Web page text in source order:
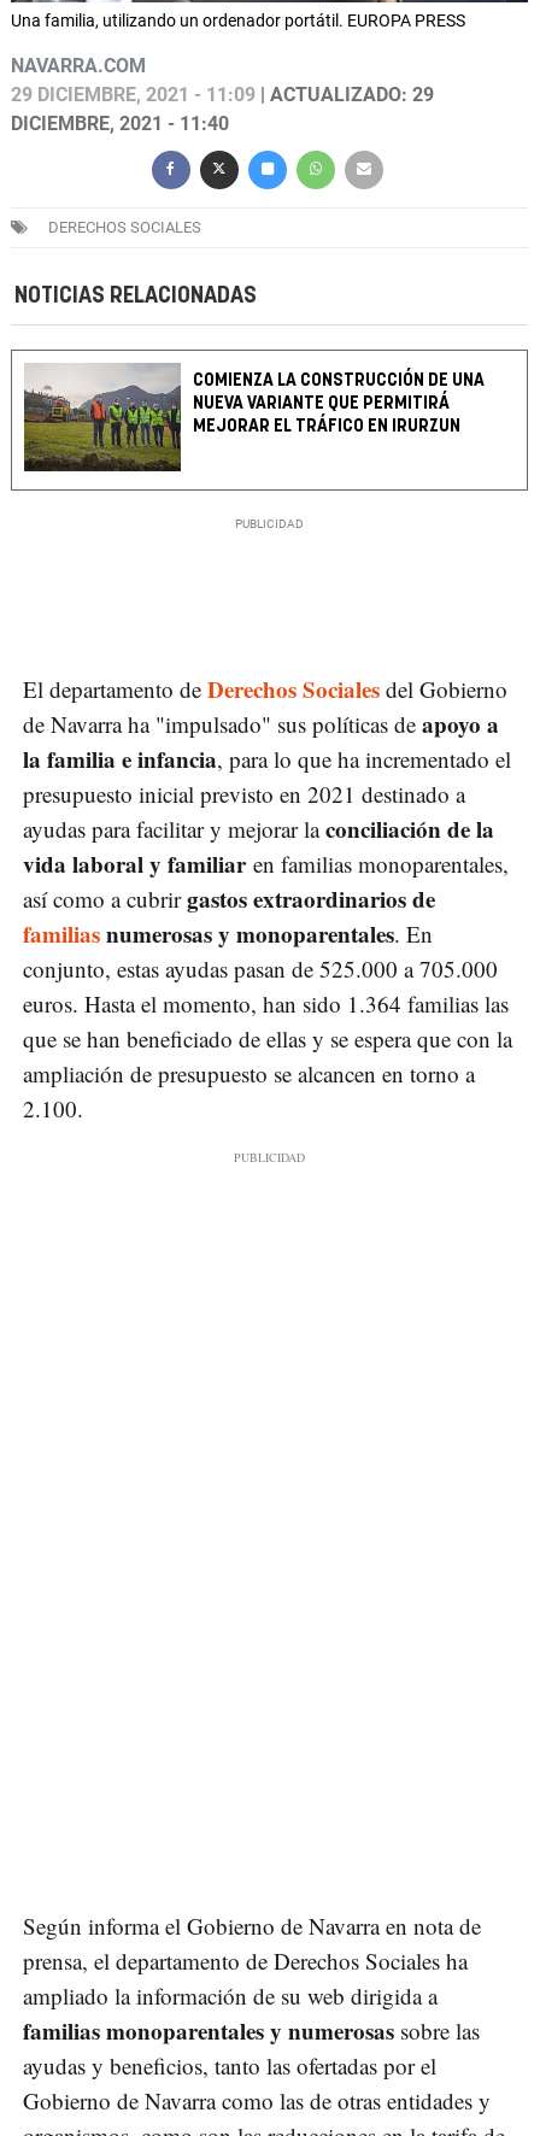
Una familia, utilizando un ordenador portátil. EUROPA PRESS
NAVARRA.COM
29 DICIEMBRE, 2021 - 11:09 | ACTUALIZADO: 29
DICIEMBRE, 2021 - 11:40
DERECHOS SOCIALES
NOTICIAS RELACIONADAS
COMIENZA LA CONSTRUCCIÓN DE UNA
NUEVA VARIANTE QUE PERMITIRÁ
MEJORAR EL TRÁFICO EN IRURZUN
El departamento de Derechos Sociales del Gobierno
de Navarra ha "impulsado" sus políticas de apoyo a
la familia e infancia, para lo que ha incrementado el
presupuesto inicial previsto en 2021 destinado a
ayudas para facilitar y mejorar laconciliación de la
vida laboral y familiar en familias monoparentales,
así como a cubrirgastos extraordinarios de
familiasnumerosas y monoparentales. En
conjunto, estas ayudas pasan de 525.000 a 705.000
euros. Hasta el momento, han sido 1.364 familias las
que se han beneficiado de ellas y se espera que con la
ampliación de presupuesto se alcancen en torno a
2.100.
Según informa el Gobierno de Navarra en nota de
prensa, el departamento de Derechos Sociales ha
ampliado la información de su web dirigida a
familias monoparentales y numerosas sobre las
ayudas y beneficios, tanto las ofertadas por el
Gobierno de Navarra como las de otras entidades y